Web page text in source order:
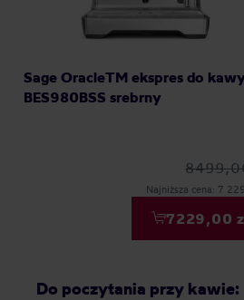
Sage OracleTM ekspres do
BES980BSS srebrny
Najniższa cena: 7
7229,00
Do poczytania przy kawie: